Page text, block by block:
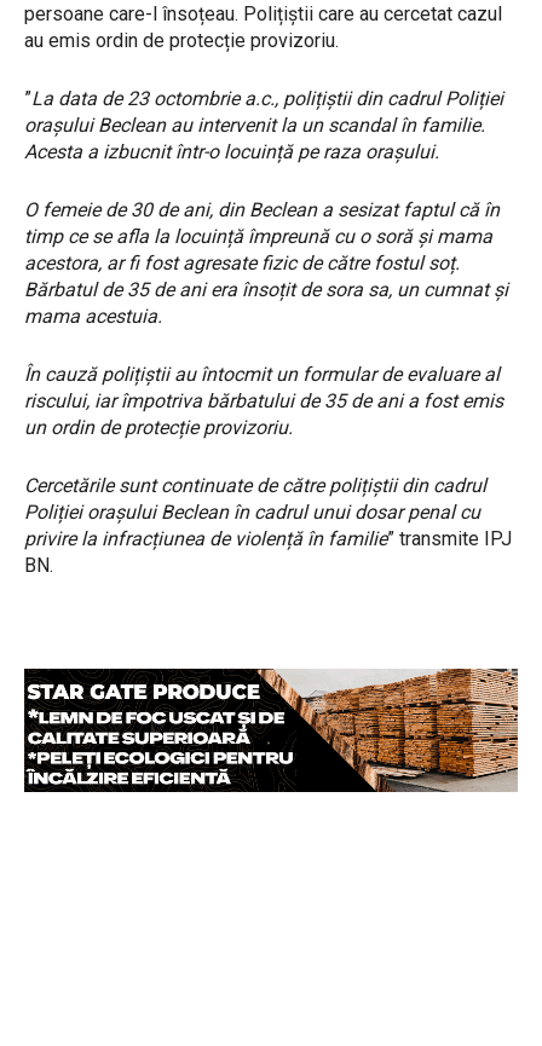
persoane care-l însoțeau. Polițiștii care au cercetat cazul
au emis ordin de protecție provizoriu.
”La data de 23 octombrie a.c., polițiștii din cadrul Poliției
orașului Beclean au intervenit la un scandal în familie.
Acesta a izbucnit într-o locuință pe raza orașului.
O femeie de 30 de ani, din Beclean a sesizat faptul că în
timp ce se afla la locuință împreună cu o soră și mama
acestora, ar fi fost agresate fizic de către fostul soț.
Bărbatul de 35 de ani era însoțit de sora sa, un cumnat și
mama acestuia.
În cauză polițiștii au întocmit un formular de evaluare al
riscului, iar împotriva bărbatului de 35 de ani a fost emis
un ordin de protecție provizoriu.
Cercetările sunt continuate de către polițiștii din cadrul
Poliției orașului Beclean în cadrul unui dosar penal cu
privire la infracțiunea de violență în familie” transmite IPJ
BN.